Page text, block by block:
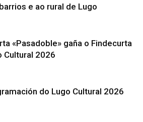
e ao rural de Lugo
«Pasadoble» gaña o Findecurta
Cultural 2026
do Lugo Cultural 2026